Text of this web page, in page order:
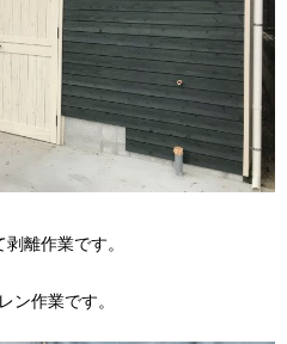
離作業です。
ン作業です。